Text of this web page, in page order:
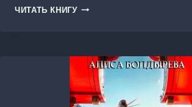
ЧИТАТЬ КНИГУ ТЁМНЫЙ